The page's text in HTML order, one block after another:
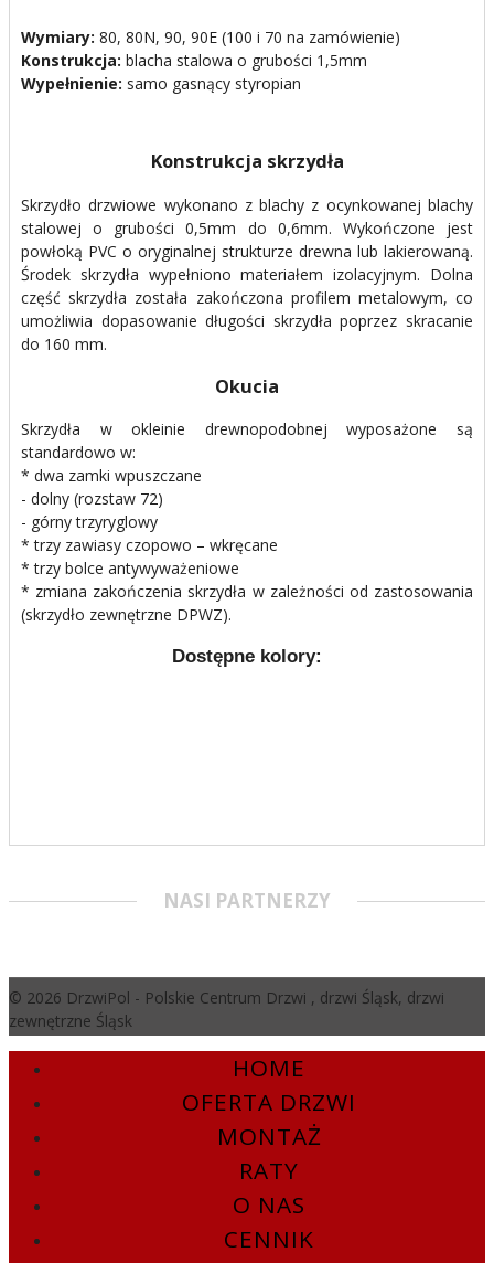
Wymiary: 80, 80N, 90, 90E (100 i 70 na zamówienie)
Konstrukcja: blacha stalowa o grubości 1,5mm
Wypełnienie: samo gasnący styropian
Konstrukcja skrzydła
Skrzydło drzwiowe wykonano z blachy z ocynkowanej blachy
stalowej o grubości 0,5mm do 0,6mm. Wykończone jest
powłoką PVC o oryginalnej strukturze drewna lub lakierowaną.
Środek skrzydła wypełniono materiałem izolacyjnym. Dolna
część skrzydła została zakończona profilem metalowym, co
umożliwia dopasowanie długości skrzydła poprzez skracanie
do 160 mm.
Okucia
Skrzydła w okleinie drewnopodobnej wyposażone są
standardowo w:
* dwa zamki wpuszczane
- dolny (rozstaw 72)
- górny trzyryglowy
* trzy zawiasy czopowo – wkręcane
* trzy bolce antywyważeniowe
* zmiana zakończenia skrzydła w zależności od zastosowania
(skrzydło zewnętrzne DPWZ).
Dostępne kolory:
NASI PARTNERZY
© 2026 DrzwiPol - Polskie Centrum Drzwi , drzwi Śląsk, drzwi
zewnętrzne Śląsk
HOME
OFERTA DRZWI
MONTAŻ
RATY
O NAS
CENNIK